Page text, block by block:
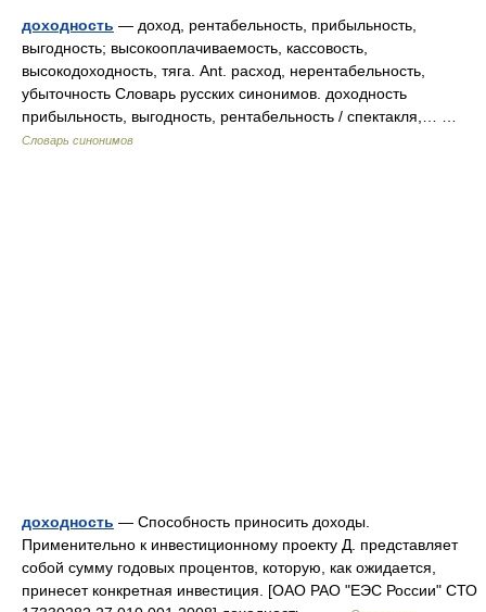
доходность — доход, рентабельность, прибыльность,
выгодность; высокооплачиваемость, кассовость,
высокодоходность, тяга. Ant. расход, нерентабельность,
убыточность Словарь русских синонимов. доходность
прибыльность, выгодность, рентабельность / спектакля,… …
Словарь синонимов
доходность — Способность приносить доходы.
Применительно к инвестиционному проекту Д. представляет
собой сумму годовых процентов, которую, как ожидается,
принесет конкретная инвестиция. [ОАО РАО "ЕЭС России" СТО